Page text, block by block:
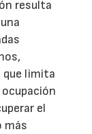
resulta
limita
el
más